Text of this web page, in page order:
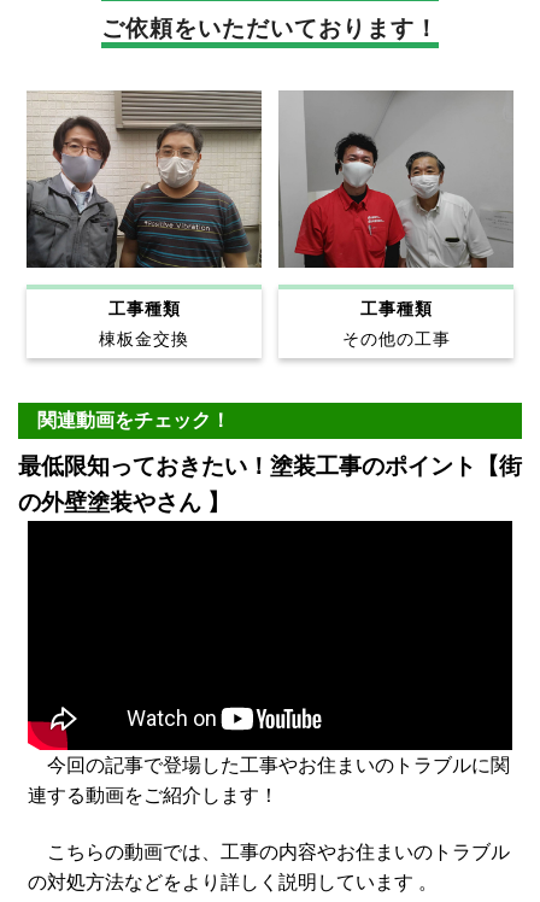
ご依頼をいただいております！
工事種類
棟板金交換
工事種類
その他の工事
関連動画をチェック！
最低限知っておきたい！塗装工事のポイント【街
の外壁塗装やさん 】
今回の記事で登場した工事やお住まいのトラブルに関
連する動画をご紹介します！
こちらの動画では、工事の内容やお住まいのトラブル
の対処方法などをより詳しく説明しています 。